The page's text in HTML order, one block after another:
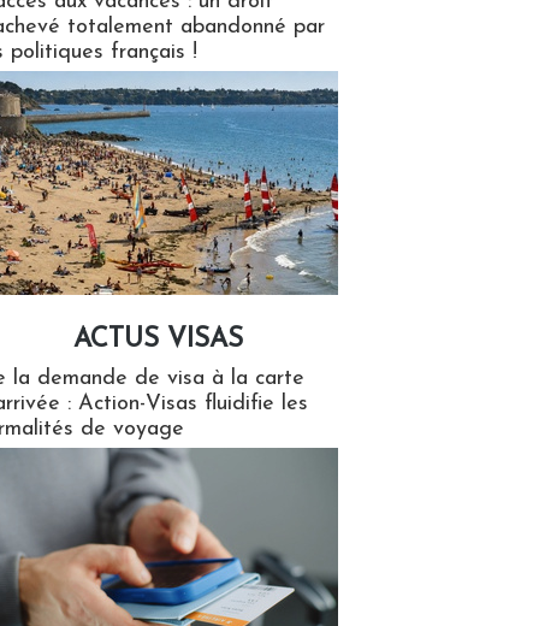
totalement abandonné par
politiques français !
ACTUS VISAS
la demande de visa à la carte
: Action-Visas fluidifie les
de voyage